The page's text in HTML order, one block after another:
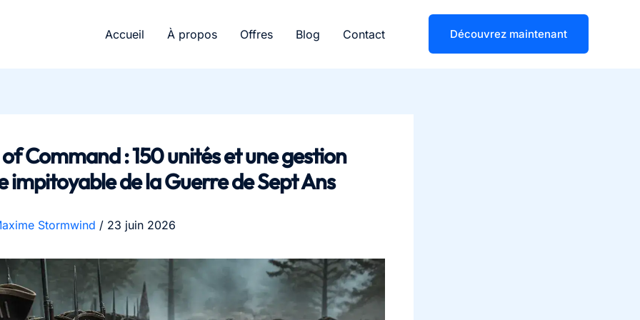
Accueil À propos Offres Blog Contact Découvrez maintenant
Command : 150 unités et une gestion
impitoyable de la Guerre de Sept Ans
Stormwind / 23 juin 2026